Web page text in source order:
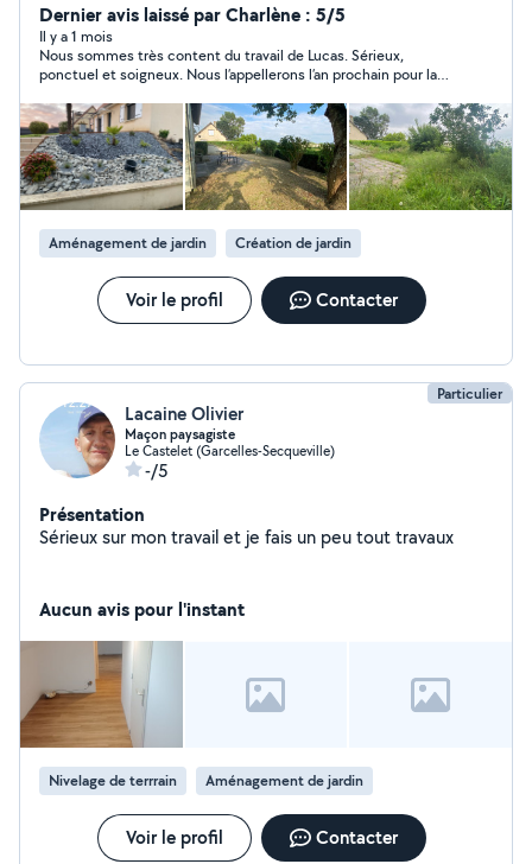
Jardinier Paysagiste Vice-champion de Normandie
WorldSkills Métier Jardinier Paysagiste Grâce à mon
expérience sur le terrain et à ma bonne connaissance
des végétaux, je vous accompagne dans l'entretien et
l'embellissement de votre jardin avec sérieux et
professionnalisme. Mes prestations : Taille de haies et
d'arbustes Tonte et entretien de pelouse Scarification
et remise en état du gazon Désherbage et entretien de
massifs Plantation de végétaux Petits travaux
d'aménagement paysager Conseils personnalisés pour
votre jardin Sérieux, ponctuel et soucieux du travail bien
fait, je m'engage à fournir un travail de qualité afin que
vous puissiez profiter pleinement de votre extérieur.
N'hésitez pas à me contacter pour échanger sur vos
Dernier avis laissé par Charlène : 5/5
Il y a 1 mois
Nous sommes très content du travail de Lucas. Sérieux,
ponctuel et soigneux. Nous l’appellerons l’an prochain pour la
Aménagement de jardin Création de jardin
Voir le profil Contacter
Particulier
Lacaine Olivier
Maçon paysagiste
Le Castelet (Garcelles-Secqueville)
-/5
Présentation
Sérieux sur mon travail et je fais un peu tout travaux
Aucun avis pour l'instant
Nivelage de terrrain Aménagement de jardin
Voir le profil Contacter